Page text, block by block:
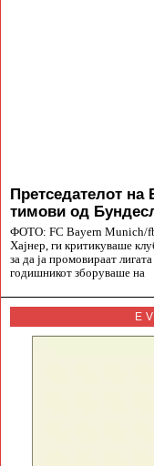
Претседателот на
тимови од
ФОТО: FC Bayern Munich/
Хајнер, ги критикуваше
за да ја промовираат
годишникот зборуваше на